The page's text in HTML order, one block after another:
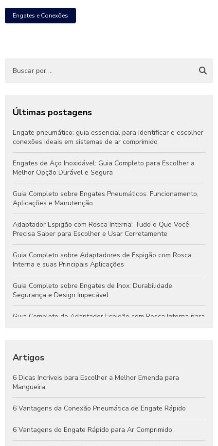
Engates e Conexões
Últimas postagens
Engate pneumático: guia essencial para identificar e escolher
conexões ideais em sistemas de ar comprimido
Engates de Aço Inoxidável: Guia Completo para Escolher a
Melhor Opção Durável e Segura
Guia Completo sobre Engates Pneumáticos: Funcionamento,
Aplicações e Manutenção
Adaptador Espigão com Rosca Interna: Tudo o Que Você
Precisa Saber para Escolher e Usar Corretamente
Guia Completo sobre Adaptadores de Espigão com Rosca
Interna e suas Principais Aplicações
Guia Completo sobre Engates de Inox: Durabilidade,
Segurança e Design Impecável
Guia Completo do Adaptador Espigão com Rosca Interna para
Eficientes e Confiáveis
Engates Pneumáticos: Vantagens, Aplicações e Dicas para
Escolher o Melhor Modelo
Guia Completo de Engates Pneumáticos: Benefícios, Usos e
Dicas de Manutenção
Artigos
6 Dicas Incríveis para Escolher a Melhor Emenda para
Mangueira
6 Vantagens da Conexão Pneumática de Engate Rápido
6 Vantagens do Engate Rápido para Ar Comprimido